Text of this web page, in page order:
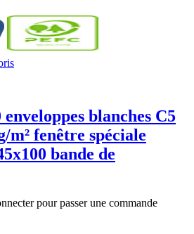
blanches C5
m² fenêtre spéciale
bande de
pour passer une commande